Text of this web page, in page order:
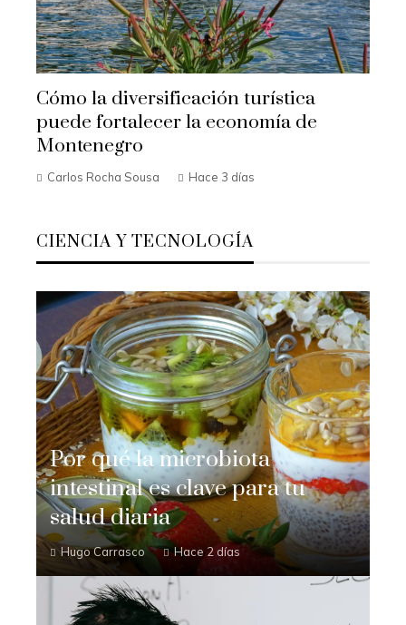
Cómo la diversificación turística
puede fortalecer la economía de
Montenegro
Carlos Rocha Sousa Hace 3 días
CIENCIA Y TECNOLOGÍA
Por qué la microbiota
intestinal es clave para tu
salud diaria
Hugo Carrasco Hace 2 días